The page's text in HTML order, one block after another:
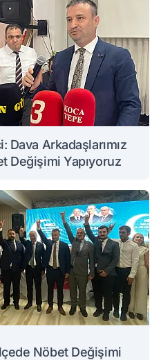
Dava Arkadaşlarımız
Değişimi Yapıyoruz
Nöbet Değişimi